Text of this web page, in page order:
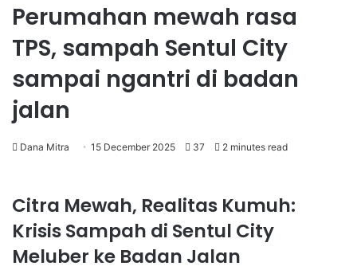
Perumahan mewah rasa
TPS, sampah Sentul City
sampai ngantri di badan
jalan
Dana Mitra 15 December 2025 37 2 minutes read
Citra Mewah, Realitas Kumuh:
Krisis Sampah di Sentul City
Meluber ke Badan Jalan